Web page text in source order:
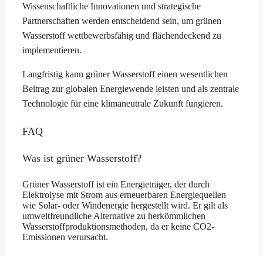
Wissenschaftliche Innovationen und strategische
Partnerschaften werden entscheidend sein, um grünen
Wasserstoff wettbewerbsfähig und flächendeckend zu
implementieren.
Langfristig kann grüner Wasserstoff einen wesentlichen
Beitrag zur globalen Energiewende leisten und als zentrale
Technologie für eine klimaneutrale Zukunft fungieren.
FAQ
Was ist grüner Wasserstoff?
Grüner Wasserstoff ist ein Energieträger, der durch
Elektrolyse mit Strom aus erneuerbaren Energiequellen
wie Solar- oder Windenergie hergestellt wird. Er gilt als
umweltfreundliche Alternative zu herkömmlichen
Wasserstoffproduktionsmethoden, da er keine CO2-
Emissionen verursacht.